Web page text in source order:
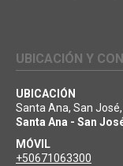
UBICACIÓN Y
UBICACIÓN
Santa Ana, San
Santa Ana - San
MÓVIL
+50671063300